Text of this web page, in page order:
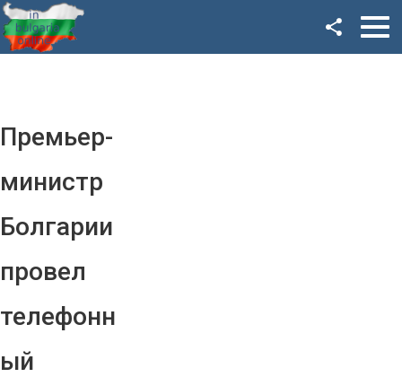
Премьер-
министр
Болгарии
провел
телефонн
ый